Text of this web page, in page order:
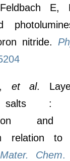
E,
nitride.
et al.
salts :
and
relation to
Chem.